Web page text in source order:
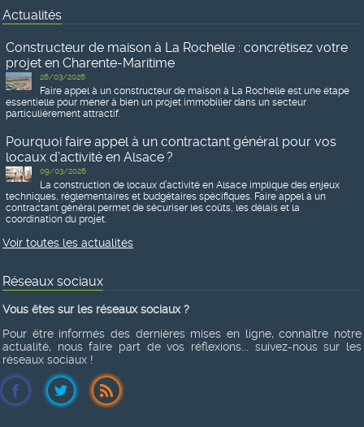
Actualités
Constructeur de maison à La Rochelle : concrétisez votre
projet en Charente-Maritime
26/03/2026
Faire appel à un constructeur de maison à La Rochelle est une étape
essentielle pour mener à bien un projet immobilier dans un secteur
particulièrement attractif.
Pourquoi faire appel à un contractant général pour vos
locaux d’activité en Alsace ?
09/03/2026
La construction de locaux d’activité en Alsace implique des enjeux
techniques, réglementaires et budgétaires spécifiques. Faire appel à un
contractant général permet de sécuriser les coûts, les délais et la
coordination du projet.
Voir toutes les actualités
Réseaux sociaux
Vous êtes sur les réseaux sociaux ?
Pour être informés des dernières mises en ligne, connaître notre
actualité, nous faire part de vos réflexions... suivez-nous sur les
réseaux sociaux !